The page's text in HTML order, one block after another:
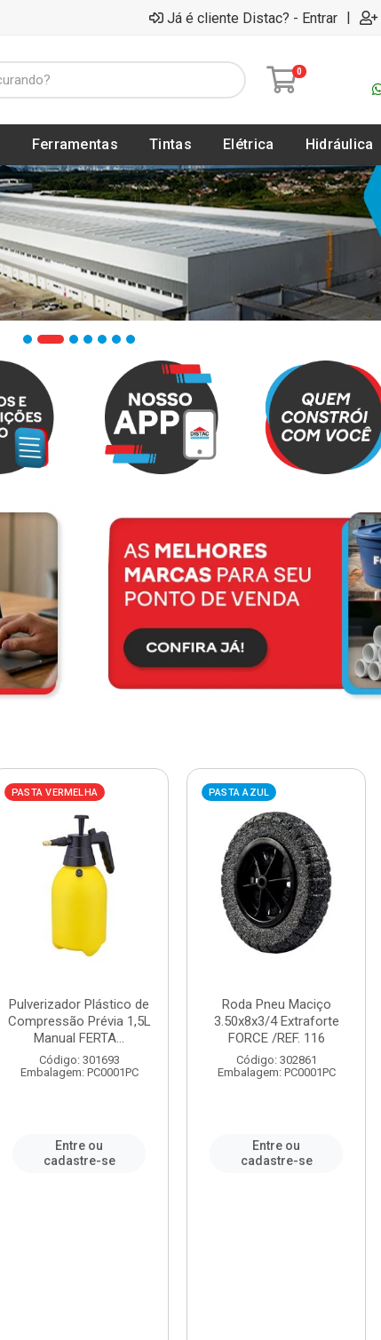
Já é cliente Distac? - Entrar |
0
Ferramentas Tintas Elétrica Hidráulica
PASTA VERMELHA
Pulverizador Plástico de
Compressão Prévia 1,5L
Manual FERTA...
Código: 301693
Embalagem: PC0001PC
Entre ou
cadastre-se
PASTA AZUL
Roda Pneu Maciço
3.50x8x3/4 Extraforte
FORCE /REF. 116
Código: 302861
Embalagem: PC0001PC
Entre ou
cadastre-se